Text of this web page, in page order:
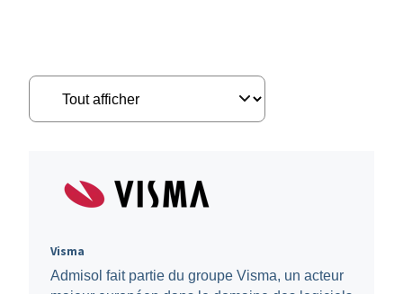
Visma
Admisol fait partie du groupe Visma, un acteur